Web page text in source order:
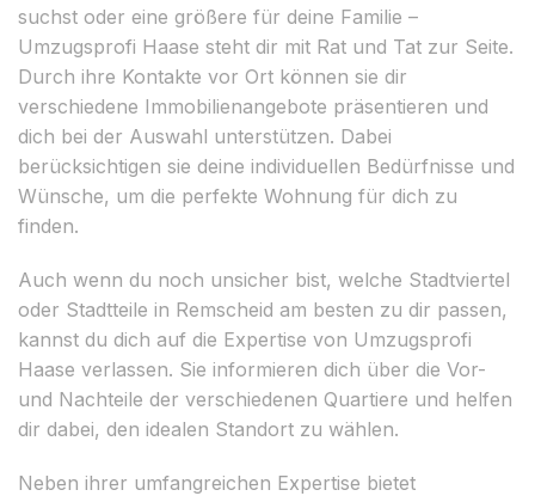
suchst oder eine größere für deine Familie –
Umzugsprofi Haase steht dir mit Rat und Tat zur Seite.
Durch ihre Kontakte vor Ort können sie dir
verschiedene Immobilienangebote präsentieren und
dich bei der Auswahl unterstützen. Dabei
berücksichtigen sie deine individuellen Bedürfnisse und
Wünsche, um die perfekte Wohnung für dich zu
finden.
Auch wenn du noch unsicher bist, welche Stadtviertel
oder Stadtteile in Remscheid am besten zu dir passen,
kannst du dich auf die Expertise von Umzugsprofi
Haase verlassen. Sie informieren dich über die Vor-
und Nachteile der verschiedenen Quartiere und helfen
dir dabei, den idealen Standort zu wählen.
Neben ihrer umfangreichen Expertise bietet